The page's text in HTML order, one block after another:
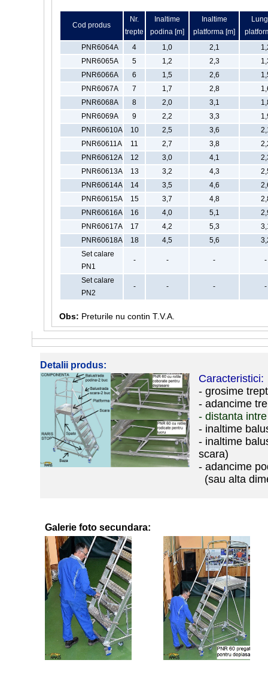
Cod produs
Nr.
trepte
Inaltime
podina [m]
Inaltime
platforma [m]
PNR6064A
4 1,0 2,1
PNR6065A
5 1,2 2,3
PNR6066A
6 1,5 2,6
PNR6067A
7 1,7 2,8
PNR6068A
8 2,0 3,1
PNR6069A
9 2,2 3,3
PNR60610A
10 2,5 3,6
PNR60611A
11 2,7 3,8
PNR60612A
12 3,0 4,1
PNR60613A
13 3,2 4,3
PNR60614A
14 3,5 4,6
PNR60615A
15 3,7 4,8
PNR60616A
16 4,0 5,1
PNR60617A
17 4,2 5,3
PNR60618A
18 4,5 5,6
Set calare
PN1
- - - -
Set calare
PN2
- - - -
Obs: Preturile nu contin T.V.A.
Detalii produs:
Caracteristici:
- grosime
- adancime
- distanta
- inaltime
- inaltime
scara)
- adancime
(sau alta
Galerie foto secundara: